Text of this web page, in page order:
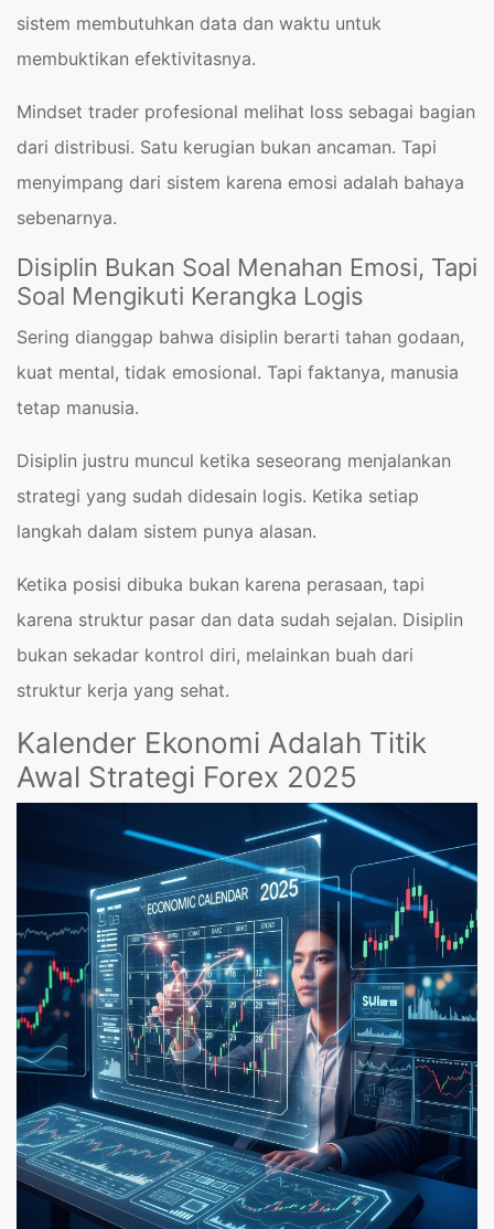
sistem membutuhkan data dan waktu untuk
membuktikan efektivitasnya.
Mindset trader profesional melihat loss sebagai bagian
dari distribusi. Satu kerugian bukan ancaman. Tapi
menyimpang dari sistem karena emosi adalah bahaya
sebenarnya.
Disiplin Bukan Soal Menahan Emosi, Tapi
Soal Mengikuti Kerangka Logis
Sering dianggap bahwa disiplin berarti tahan godaan,
kuat mental, tidak emosional. Tapi faktanya, manusia
tetap manusia.
Disiplin justru muncul ketika seseorang menjalankan
strategi yang sudah didesain logis. Ketika setiap
langkah dalam sistem punya alasan.
Ketika posisi dibuka bukan karena perasaan, tapi
karena struktur pasar dan data sudah sejalan. Disiplin
bukan sekadar kontrol diri, melainkan buah dari
struktur kerja yang sehat.
Kalender Ekonomi Adalah Titik
Awal Strategi Forex 2025